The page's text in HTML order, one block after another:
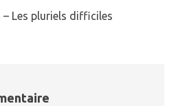
– Les pluriels difficiles